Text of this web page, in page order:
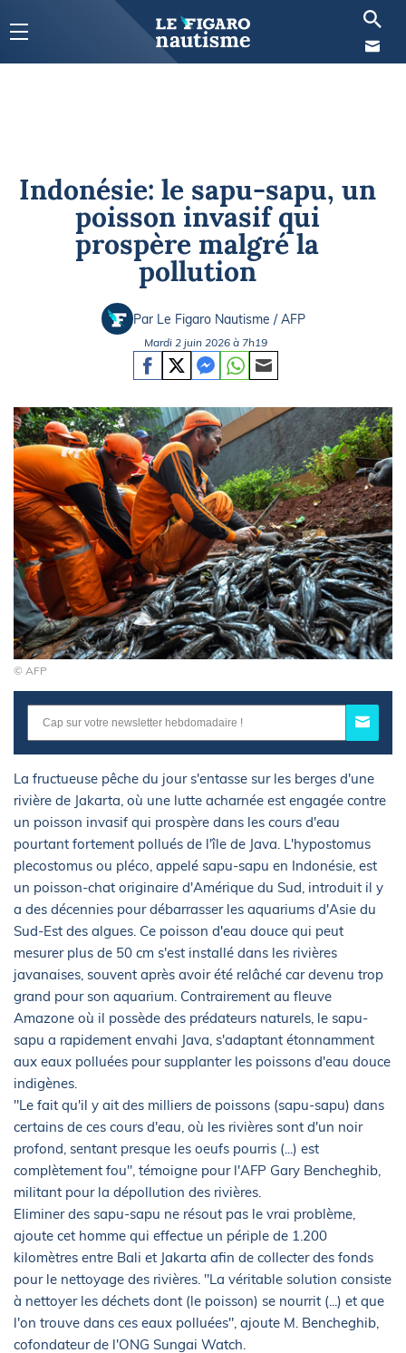
Indonésie: le sapu-sapu, un
poisson invasif qui
prospère malgré la
pollution
Par Le Figaro Nautisme / AFP
Mardi 2 juin 2026 à 7h19
© AFP
La fructueuse pêche du jour s'entasse sur les berges d'une
rivière de Jakarta, où une lutte acharnée est engagée contre
un poisson invasif qui prospère dans les cours d'eau
pourtant fortement pollués de l'île de Java. L'hypostomus
plecostomus ou pléco, appelé sapu-sapu en Indonésie, est
un poisson-chat originaire d'Amérique du Sud, introduit il y
a des décennies pour débarrasser les aquariums d'Asie du
Sud-Est des algues. Ce poisson d'eau douce qui peut
mesurer plus de 50 cm s'est installé dans les rivières
javanaises, souvent après avoir été relâché car devenu trop
grand pour son aquarium. Contrairement au fleuve
Amazone où il possède des prédateurs naturels, le sapu-
sapu a rapidement envahi Java, s'adaptant étonnamment
aux eaux polluées pour supplanter les poissons d'eau douce
indigènes.
"Le fait qu'il y ait des milliers de poissons (sapu-sapu) dans
certains de ces cours d'eau, où les rivières sont d'un noir
profond, sentant presque les oeufs pourris (...) est
complètement fou", témoigne pour l'AFP Gary Bencheghib,
militant pour la dépollution des rivières.
Eliminer des sapu-sapu ne résout pas le vrai problème,
ajoute cet homme qui effectue un périple de 1.200
kilomètres entre Bali et Jakarta afin de collecter des fonds
pour le nettoyage des rivières. "La véritable solution consiste
à nettoyer les déchets dont (le poisson) se nourrit (...) et que
l'on trouve dans ces eaux polluées", ajoute M. Bencheghib,
cofondateur de l'ONG Sungai Watch.